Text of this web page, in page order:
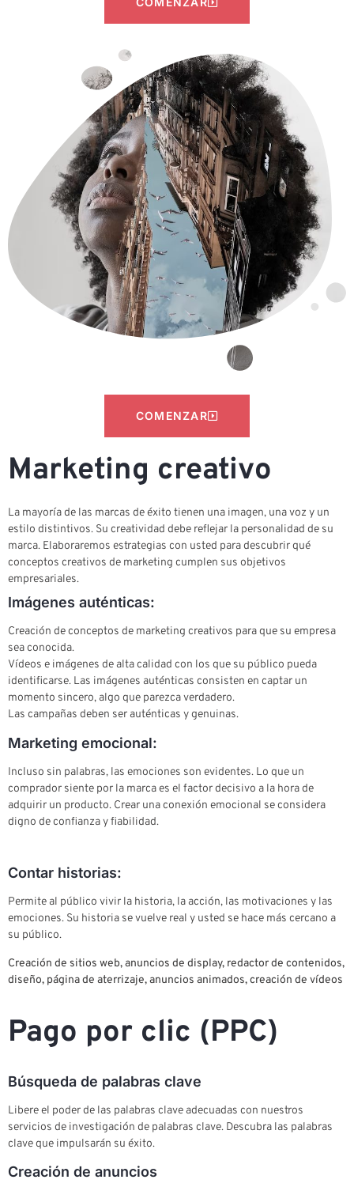
COMENZAR
Marketing creativo
La mayoría de las marcas de éxito tienen una imagen, una voz y un
estilo distintivos. Su creatividad debe reflejar la personalidad de su
marca. Elaboraremos estrategias con usted para descubrir qué
conceptos creativos de marketing cumplen sus objetivos
empresariales.
Imágenes auténticas:
Creación de conceptos de marketing creativos para que su empresa
sea conocida.
Vídeos e imágenes de alta calidad con los que su público pueda
identificarse. Las imágenes auténticas consisten en captar un
momento sincero, algo que parezca verdadero.
Las campañas deben ser auténticas y genuinas.
Marketing emocional:
Incluso sin palabras, las emociones son evidentes. Lo que un
comprador siente por la marca es el factor decisivo a la hora de
adquirir un producto. Crear una conexión emocional se considera
digno de confianza y fiabilidad.
Contar historias:
Permite al público vivir la historia, la acción, las motivaciones y las
emociones. Su historia se vuelve real y usted se hace más cercano a
su público.
Creación de sitios web, anuncios de display, redactor de contenidos,
diseño, página de aterrizaje, anuncios animados, creación de vídeos
Pago por clic (PPC)
Búsqueda de palabras clave
Libere el poder de las palabras clave adecuadas con nuestros
servicios de investigación de palabras clave. Descubra las palabras
clave que impulsarán su éxito.
Creación de anuncios